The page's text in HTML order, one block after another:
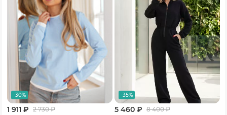
-30%
1 911 ₽ 2 730₽
-35%
5 460 ₽ 8 400₽